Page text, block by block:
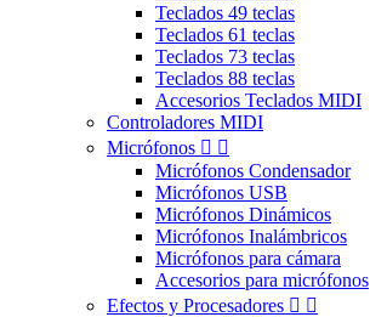
Teclados 49 teclas
Teclados 61 teclas
Teclados 73 teclas
Teclados 88 teclas
Accesorios Teclados MIDI
Controladores MIDI
Micrófonos  
Micrófonos Condensador
Micrófonos USB
Micrófonos Dinámicos
Micrófonos Inalámbricos
Micrófonos para cámara
Accesorios para micrófonos
Efectos y Procesadores  